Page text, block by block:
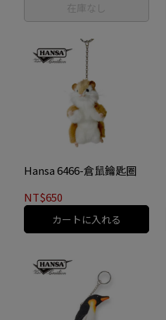
在庫なし
Hansa 6466-倉鼠鑰匙圈
NT$650
カートに入れる